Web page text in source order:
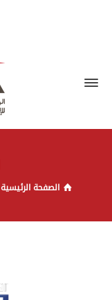
الصفحة الرئيسية